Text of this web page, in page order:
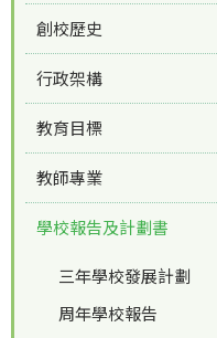
創校歷史
行政架構
教育目標
教師專業
學校報告及計劃書
三年學校發展計劃
周年學校報告